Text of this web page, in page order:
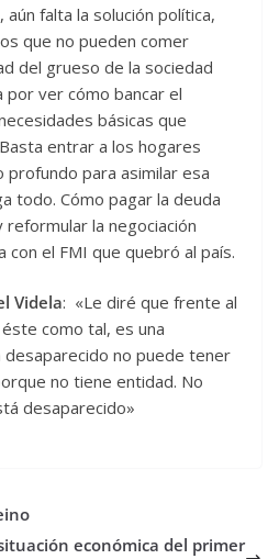
aún falta la solución política,
que no pueden comer
del grueso de la sociedad
ver cómo bancar el
básicas que
entrar a los hogares
profundo para asimilar esa
todo. Cómo pagar la deuda
la negociación
con el FMI que quebró al país.
Videla: «Le diré que frente al
como tal, es una
no puede tener
no tiene entidad. No
desaparecido»
económica del primer